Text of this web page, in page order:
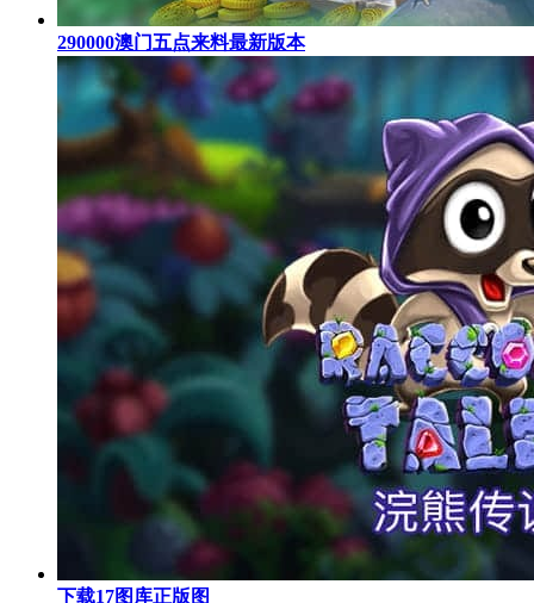
290000澳门五点来料最新版本
下载17图库正版图